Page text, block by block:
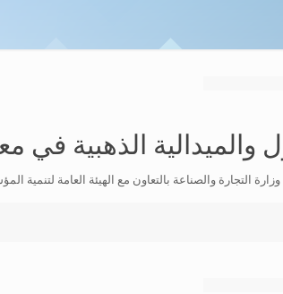
والميدالية الذهبية في
التجارة والصناعة بالتعاون مع الهيئة العامة لتنمية